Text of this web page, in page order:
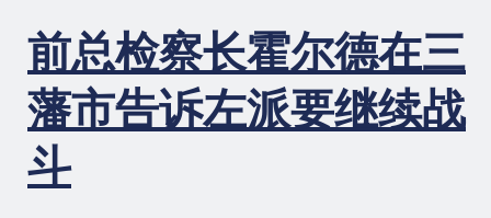
前总检察长霍尔德在三
藩市告诉左派要继续战
斗